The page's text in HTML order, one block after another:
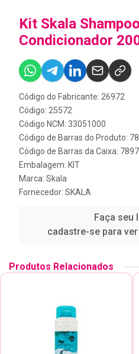
Kit Skala
Condicionador
Código do Fabricante: 26972
Código: 25572
Código NCM: 33051000
Código de Barras do Produto:
Código de Barras da Caixa:
Embalagem: KIT
Marca: Skala
Fornecedor: SKALA
Faça seu
cadastre-se para
Produtos Relacionados